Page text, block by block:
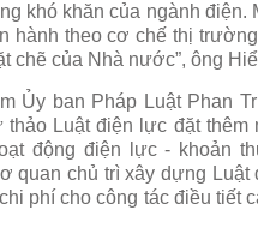
khó khăn của ngành điện.
hành theo cơ chế thị
chẽ của Nhà nước”, ông
Ủy ban Pháp Luật Phan
thảo Luật điện lực đặt thêm
động điện lực - khoản
quan chủ trì xây dựng Luật
phí cho công tác điều tiết